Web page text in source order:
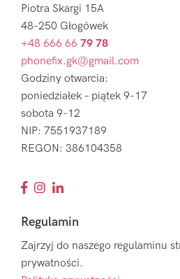
Piotra Skargi 15A
48-250 Głogówek
+48 666 66 79 78
phonefix.gk@gmail.com
Godziny otwarcia:
poniedziałek – piątek 9-17
sobota 9-12
NIP: 7551937189
REGON: 386104358
Regulamin
Zajrzyj do naszego regulaminu
prywatności.